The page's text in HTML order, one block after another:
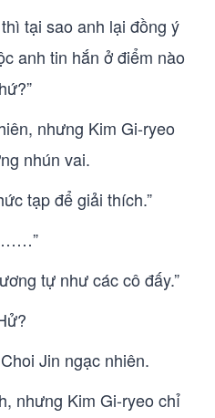
tại sao anh lại đồng ý
anh tin hắn ở điểm nào
nhưng Kim Gi-ryeo
nhún vai.
tạp để giải thích.”
tự như các cô đấy.”
Jin ngạc nhiên.
nhưng Kim Gi-ryeo chỉ